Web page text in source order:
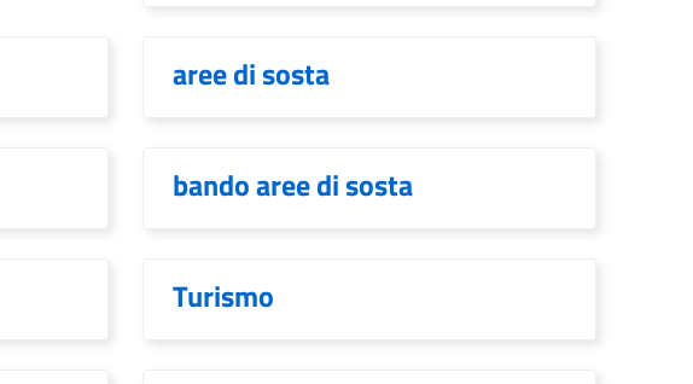
aree di sosta
bando aree di sosta
Turismo